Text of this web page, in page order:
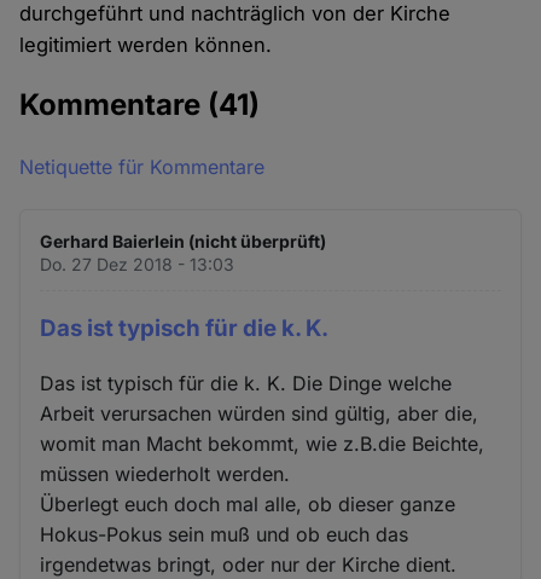
durchgeführt und nachträglich von der Kirche
legitimiert werden können.
Kommentare (41)
Netiquette für Kommentare
Gerhard Baierlein (nicht überprüft)
Do. 27 Dez 2018 - 13:03
Das ist typisch für die k. K.
Das ist typisch für die k. K. Die Dinge welche
Arbeit verursachen würden sind gültig, aber die,
womit man Macht bekommt, wie z.B.die Beichte,
müssen wiederholt werden.
Überlegt euch doch mal alle, ob dieser ganze
Hokus-Pokus sein muß und ob euch das
irgendetwas bringt, oder nur der Kirche dient.